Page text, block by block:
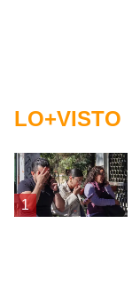
LO+VISTO
1